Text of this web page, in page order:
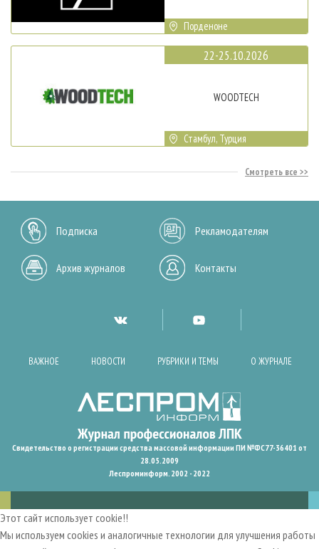
Порденоне
22-25.10.2026
WOODTECH
Стамбул, Турция
Смотреть все
Подписка Рекламодателям
Архив журналов Контакты
ВАЖНОЕ НОВОСТИ РУБРИКИ И ТЕМЫ О ЖУРНАЛЕ
Свидетельство о регистрации средства массовой информации ПИ №ФС77-36401 от
28.05.2009
Леспроминформ. 2002 - 2022
Этот сайт использует cookie!!
Мы используем cookies и аналогичные технологии для улучшения работы